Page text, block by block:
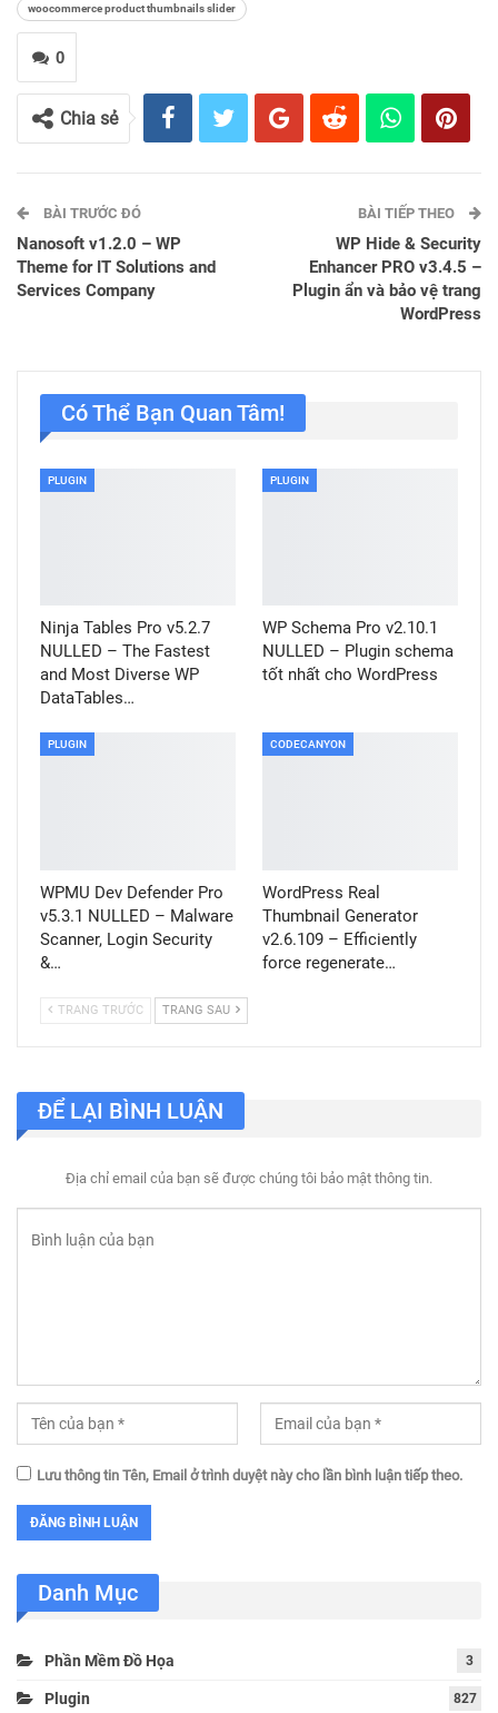
woocommerce product thumbnails slider
0
Chia sẻ
BÀI TRƯỚC ĐÓ
Nanosoft v1.2.0 – WP
Theme for IT Solutions and
Services Company
BÀI TIẾP THEO
WP Hide & Security
Enhancer PRO v3.4.5 –
Plugin ẩn và bảo vệ trang
WordPress
Có Thể Bạn Quan Tâm!
PLUGIN
Ninja Tables Pro v5.2.7
NULLED – The Fastest
and Most Diverse WP
DataTables…
PLUGIN
WP Schema Pro v2.10.1
NULLED – Plugin schema
tốt nhất cho WordPress
PLUGIN
WPMU Dev Defender Pro
v5.3.1 NULLED – Malware
Scanner, Login Security
&…
CODECANYON
WordPress Real
Thumbnail Generator
v2.6.109 – Efficiently
force regenerate…
TRANG TRƯỚC TRANG SAU
ĐỂ LẠI BÌNH LUẬN
Địa chỉ email của bạn sẽ được chúng tôi bảo mật thông tin.
Lưu thông tin Tên, Email ở trình duyệt này cho lần bình luận tiếp theo.
Danh Mục
Phần Mềm Đồ Họa 3
Plugin 827